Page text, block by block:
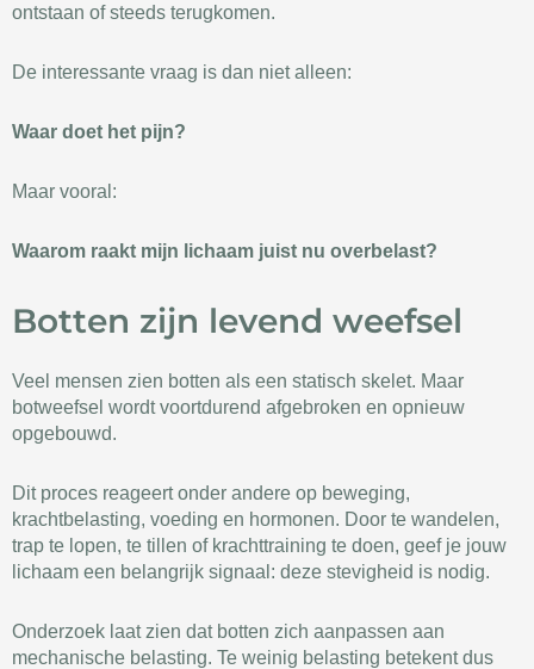
ontstaan of steeds terugkomen.
De interessante vraag is dan niet alleen:
Waar doet het pijn?
Maar vooral:
Waarom raakt mijn lichaam juist nu overbelast?
Botten zijn levend weefsel
Veel mensen zien botten als een statisch skelet. Maar
botweefsel wordt voortdurend afgebroken en opnieuw
opgebouwd.
Dit proces reageert onder andere op beweging,
krachtbelasting, voeding en hormonen. Door te wandelen,
trap te lopen, te tillen of krachttraining te doen, geef je jouw
lichaam een belangrijk signaal: deze stevigheid is nodig.
Onderzoek laat zien dat botten zich aanpassen aan
mechanische belasting. Te weinig belasting betekent dus